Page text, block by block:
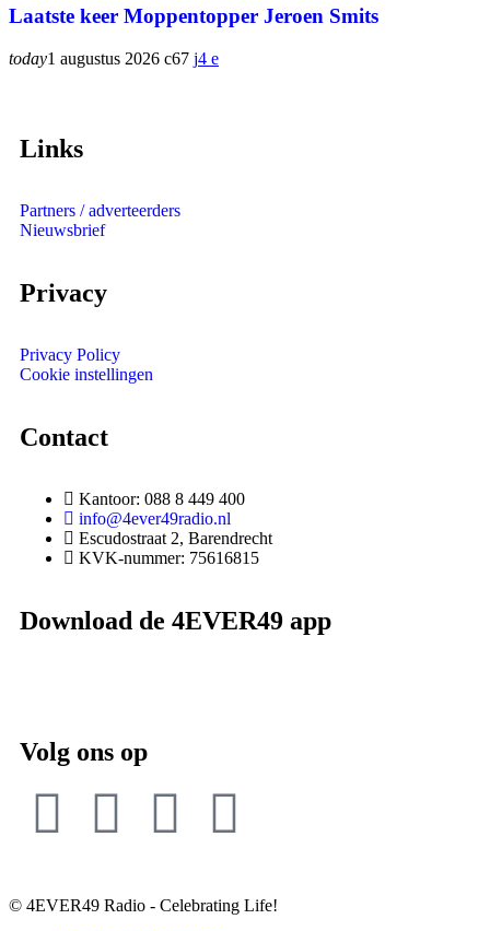
Laatste keer Moppentopper Jeroen Smits
today1 augustus 2026 67 4
Links
Partners / adverteerders
Nieuwsbrief
Privacy
Privacy Policy
Cookie instellingen
Contact
Kantoor: 088 8 449 400
info@4ever49radio.nl
Escudostraat 2, Barendrecht
KVK-nummer: 75616815
Download de 4EVER49 app
Volg ons op
© 4EVER49 Radio - Celebrating Life!